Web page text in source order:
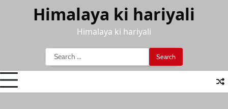
Himalaya ki hariyali
Himalaya ki hariyali
Search
for: